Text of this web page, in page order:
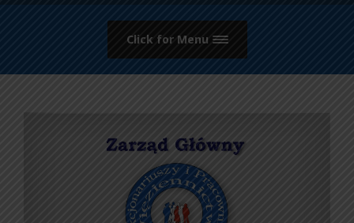
Click for Menu